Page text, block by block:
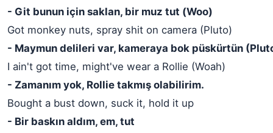
- Git bunun için saklan, bir muz tut (Woo)
Got monkey nuts, spray shit on camera (Pluto)
- Maymun delileri var, kameraya bok püskürtün
I ain't got time, might've wear a Rollie (Woah)
- Zamanım yok, Rollie takmış olabilirim.
Bought a bust down, suck it, hold it up
- Bir baskın aldım, em, tut